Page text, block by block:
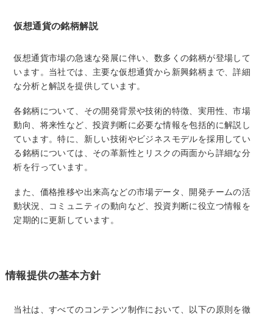
仮想通貨の銘柄解説
仮想通貨市場の急速な発展に伴い、数多くの銘柄が登場して
います。当社では、主要な仮想通貨から新興銘柄まで、詳細
な分析と解説を提供しています。
各銘柄について、その開発背景や技術的特徴、実用性、市場
動向、将来性など、投資判断に必要な情報を包括的に解説し
ています。特に、新しい技術やビジネスモデルを採用してい
る銘柄については、その革新性とリスクの両面から詳細な分
析を行っています。
また、価格推移や出来高などの市場データ、開発チームの活
動状況、コミュニティの動向など、投資判断に役立つ情報を
定期的に更新しています。
情報提供の基本方針
当社は、すべてのコンテンツ制作において、以下の原則を徹